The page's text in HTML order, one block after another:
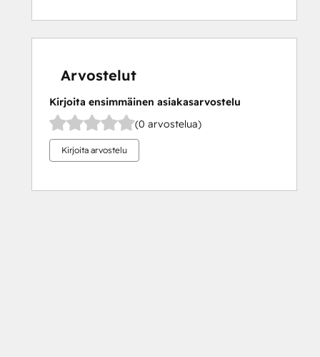
Arvostelut
Kirjoita ensimmäinen asiakasarvostelu
(0 arvostelua)
Kirjoita arvostelu